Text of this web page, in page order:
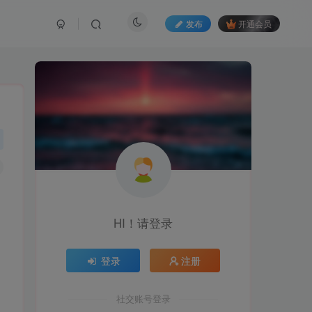
发布 开通会员
HI！请登录
登录 注册
社交账号登录